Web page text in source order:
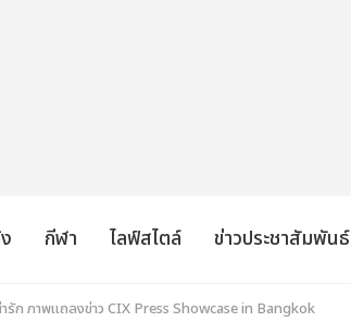
กีฬา ไลฟ์สไตล์ ข่าวประชาสัมพันธ์
รัก ภาพแถลงข่าว CIX Press Showcase in Bangkok